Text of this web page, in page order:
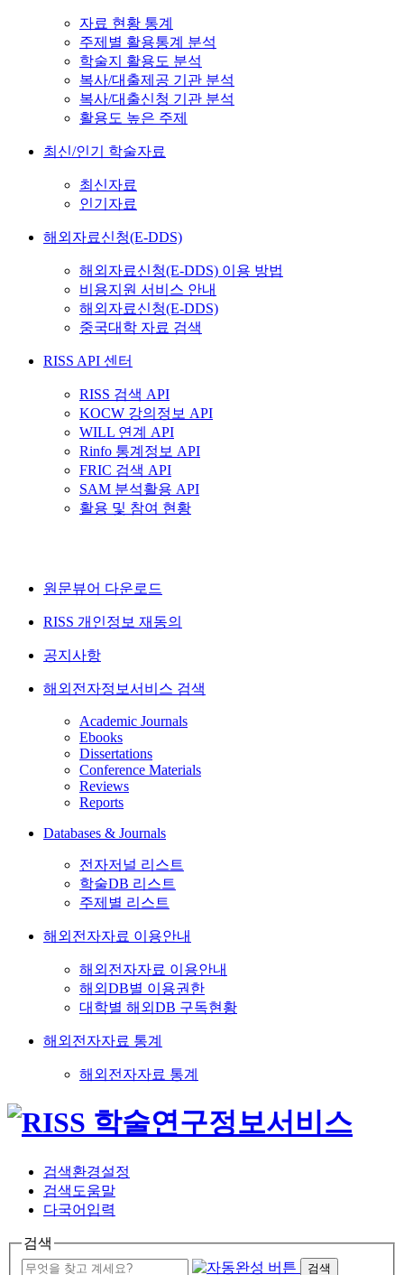
자료 현황 통계
주제별 활용통계 분석
학술지 활용도 분석
복사/대출제공 기관 분석
복사/대출신청 기관 분석
활용도 높은 주제
최신/인기 학술자료
최신자료
인기자료
해외자료신청(E-DDS)
해외자료신청(E-DDS) 이용 방법
비용지원 서비스 안내
해외자료신청(E-DDS)
중국대학 자료 검색
RISS API 센터
RISS 검색 API
KOCW 강의정보 API
WILL 연계 API
Rinfo 통계정보 API
FRIC 검색 API
SAM 분석활용 API
활용 및 참여 현황
원문뷰어 다운로드
RISS 개인정보 재동의
공지사항
해외전자정보서비스 검색
Academic Journals
Ebooks
Dissertations
Conference Materials
Reviews
Reports
Databases & Journals
전자저널 리스트
학술DB 리스트
주제별 리스트
해외전자자료 이용안내
해외전자자료 이용안내
해외DB별 이용권한
대학별 해외DB 구독현황
해외전자자료 통계
해외전자자료 통계
검색환경설정
검색도움말
다국어입력
검색
검색